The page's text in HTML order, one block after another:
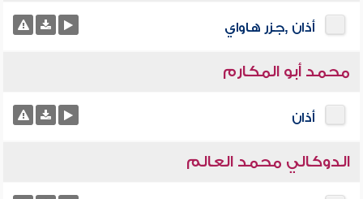
أذان ,جزر هاواي
محمد أبو المكارم
أذان
الدوكالي محمد العالم